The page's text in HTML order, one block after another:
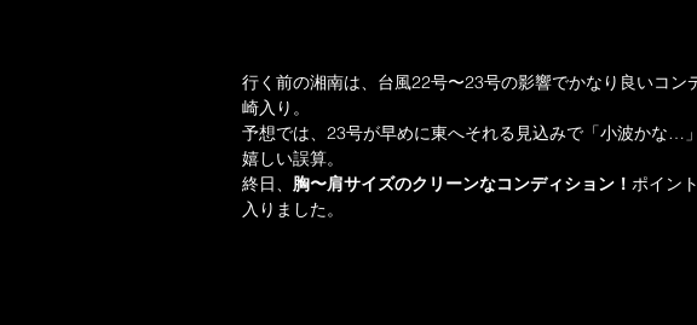
行く前の湘南は、台風22号〜23号の影響でかなり良いコ
崎入り。
予想では、23号が早めに東へそれる見込みで「小波かな…
嬉しい誤算。
終日、 胸〜肩サイズのクリーンなコンディション！ ポイン
入りました。